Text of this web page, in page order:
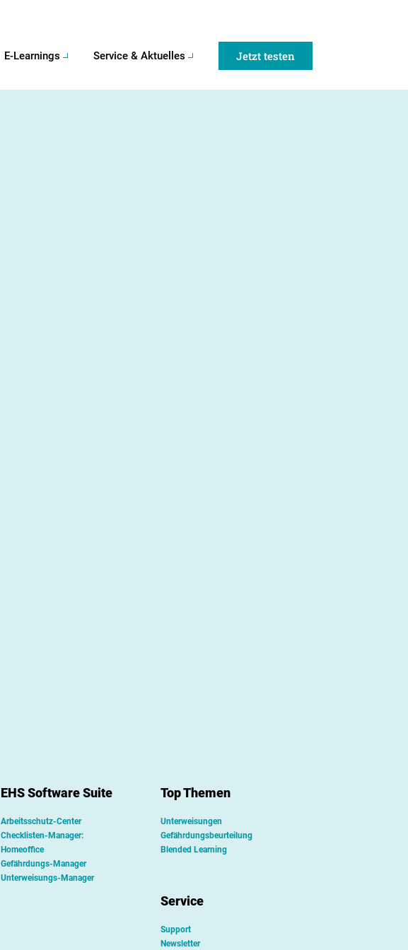
E-Learnings Service & Aktuelles Jetzt testen
EHS Software Suite
Arbeitsschutz-Center
Checklisten-Manager:
Homeoffice
Gefährdungs-Manager
Unterweisungs-Manager
Top Themen
Unterweisungen
Gefährdungsbeurteilung
Blended Learning
Service
Support
Newsletter